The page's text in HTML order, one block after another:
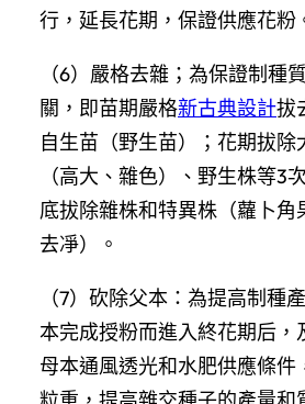
行，延長花期，保證供應花粉
（6）嚴格去雜；為保證制種
關，即苗期嚴格新古典設計拔
自生苗（野生苗）；花期拔除
（高大、雜色）、野生株等3
底拔除雜株和特異株（蘿卜角
去凈）。
（7）砍除父本：為提高制種
本完成授粉而進入終花期后，
母本通風透光和水肥供應條件